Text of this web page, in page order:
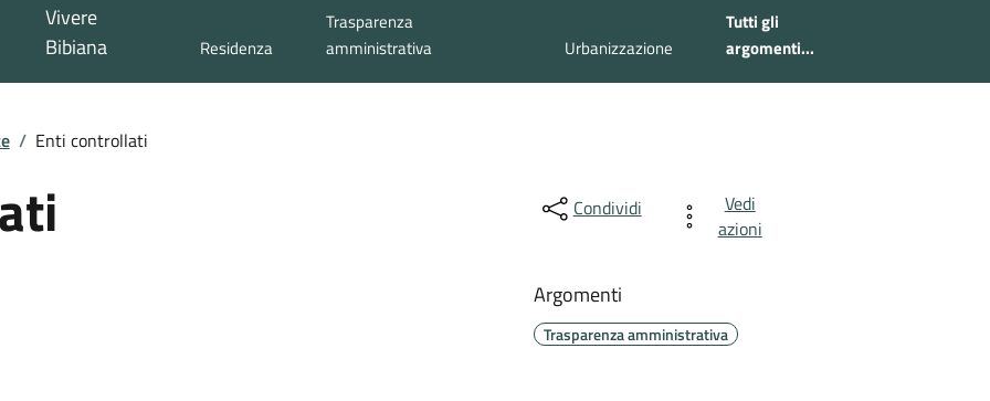
Vivere
Bibiana
Residenza
Trasparenza
amministrativa
Urbanizzazione
Tutti gli
argomenti...
/ Enti controllati
Condividi
Vedi
azioni
Argomenti
Trasparenza amministrativa